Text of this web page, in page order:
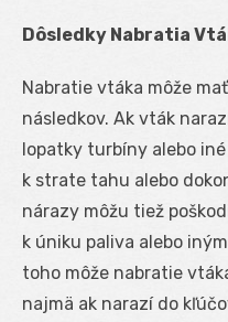
Dôsledky Nabratia
Nabratie vtáka môže
následkov. Ak vták
lopatky turbíny alebo
k strate tahu alebo
nárazy môžu tiež
k úniku paliva alebo
toho môže nabratie
najmä ak narazí do